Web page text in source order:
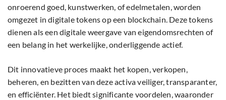
onroerend goed, kunstwerken, of edelmetalen, worden
omgezet in digitale tokens op een blockchain. Deze tokens
dienen als een digitale weergave van eigendomsrechten of
een belang in het werkelijke, onderliggende actief.
Dit innovatieve proces maakt het kopen, verkopen,
beheren, en bezitten van deze activa veiliger, transparanter,
en efficiënter. Het biedt significante voordelen, waaronder